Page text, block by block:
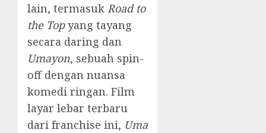
lain, termasuk Road to
the Topyang tayang
secara daring dan
Umayon, sebuah spin-
off dengan nuansa
komedi ringan. Film
layar lebar terbaru
dari franchise ini, Uma